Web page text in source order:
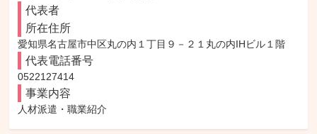
代表者
所在住所
愛知県名古屋市中区丸の内１丁目９－２１丸の内IHビル１階
代表電話番号
0522127414
事業内容
人材派遣・職業紹介